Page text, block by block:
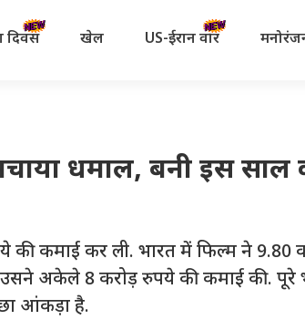
दिवस खेल US-ईरान वॉर
धमाल, बनी इस साल
की कमाई कर ली. भारत में फिल्म ने
अकेले 8 करोड़ रुपये की कमाई की. पूरे
आंकड़ा है.